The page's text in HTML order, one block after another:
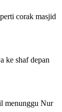
corak masjid
ke shaf depan
menunggu Nur